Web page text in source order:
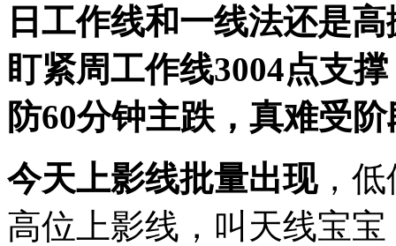
日工作线和一线法还是
盯紧周工作线3004点支
防60分钟主跌，真难受
今天上影线批量出现，低
高位上影线，叫天线宝宝